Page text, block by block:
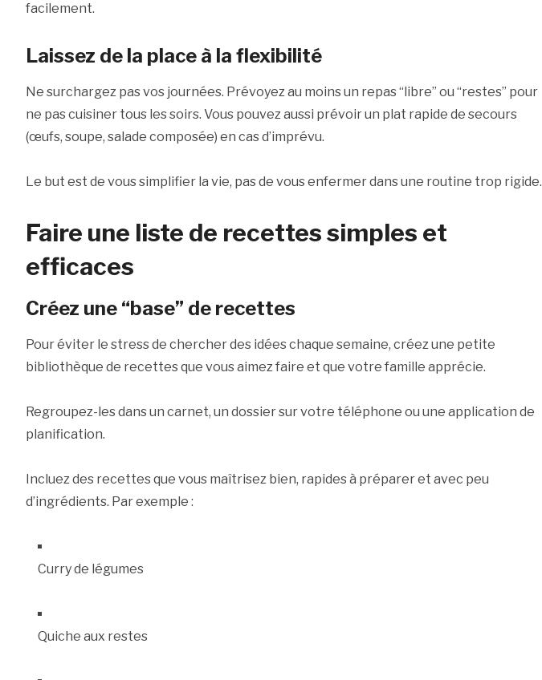
facilement.
Laissez de la place à la flexibilité
Ne surchargez pas vos journées. Prévoyez au moins un repas “libre” ou “restes” pour
ne pas cuisiner tous les soirs. Vous pouvez aussi prévoir un plat rapide de secours
(œufs, soupe, salade composée) en cas d’imprévu.
Le but est de vous simplifier la vie, pas de vous enfermer dans une routine trop rigide.
Faire une liste de recettes simples et
efficaces
Créez une “base” de recettes
Pour éviter le stress de chercher des idées chaque semaine, créez une petite
bibliothèque de recettes que vous aimez faire et que votre famille apprécie.
Regroupez-les dans un carnet, un dossier sur votre téléphone ou une application de
planification.
Incluez des recettes que vous maîtrisez bien, rapides à préparer et avec peu
d’ingrédients. Par exemple :
Curry de légumes
Quiche aux restes